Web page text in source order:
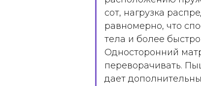
сот, нагрузка
равномерно, что
тела и более
Односторонний
переворачивать.
дает